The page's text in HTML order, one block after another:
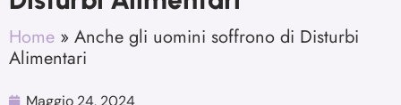
Home » Anche gli uomini soffrono di Disturbi
Alimentari
Maggio 24, 2024